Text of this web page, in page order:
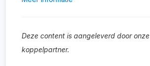
Deze content is aangeleverd door onze
koppelpartner.